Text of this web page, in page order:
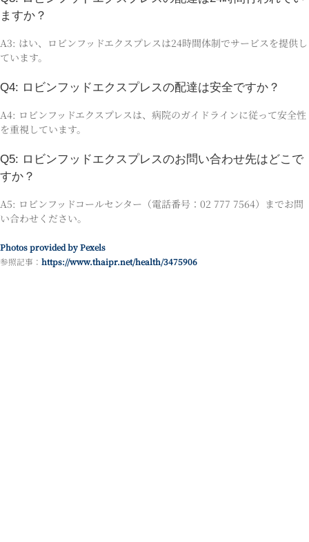
ますか？
A3: はい、ロビンフッドエクスプレスは24時間体制でサービスを提供し
ています。
Q4: ロビンフッドエクスプレスの配達は安全ですか？
A4: ロビンフッドエクスプレスは、病院のガイドラインに従って安全性
を重視しています。
Q5: ロビンフッドエクスプレスのお問い合わせ先はどこで
すか？
A5: ロビンフッドコールセンター（電話番号：02 777 7564）までお問
い合わせください。
Photos provided by Pexels
参照記事： https://www.thaipr.net/health/3475906